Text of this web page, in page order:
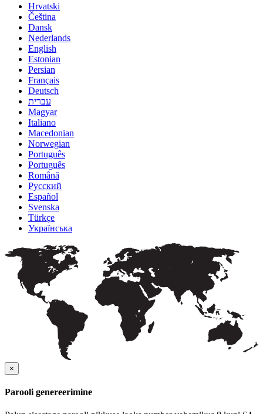
Hrvatski
Čeština
Dansk
Nederlands
English
Estonian
Persian
Français
Deutsch
עברית
Magyar
Italiano
Macedonian
Norwegian
Português
Português
Română
Русский
Español
Svenska
Türkçe
Українська
×
Parooli genereerimine